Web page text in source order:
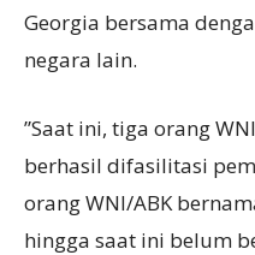
Georgia bersama
negara lain.
”Saat ini, tiga orang
berhasil difasilitasi
orang WNI/ABK
hingga saat ini belum